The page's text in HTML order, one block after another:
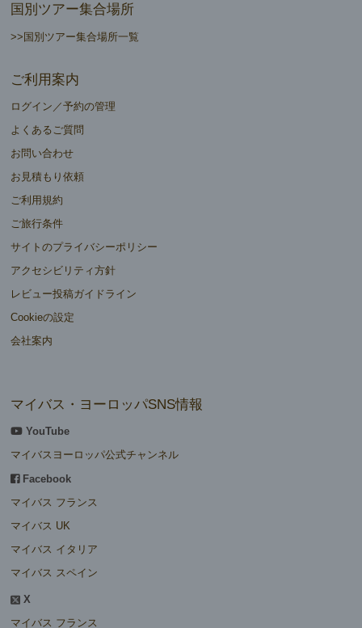
国別ツアー集合場所
>>国別ツアー集合場所一覧
ご利用案内
ログイン／予約の管理
よくあるご質問
お問い合わせ
お見積もり依頼
ご利用規約
ご旅行条件
サイトのプライバシーポリシー
アクセシビリティ方針
レビュー投稿ガイドライン
Cookieの設定
会社案内
マイバス・ヨーロッパSNS情報
YouTube
マイバスヨーロッパ公式チャンネル
Facebook
マイバス フランス
マイバス UK
マイバス イタリア
マイバス スペイン
X
マイバス フランス